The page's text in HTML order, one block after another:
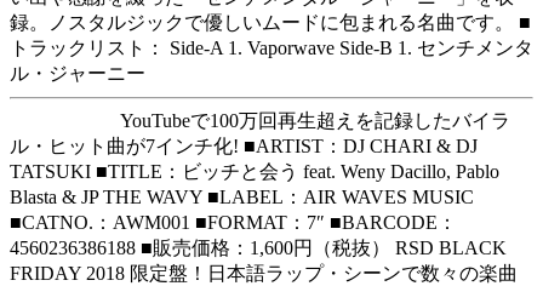
録。ノスタルジックで優しいムードに包まれる名曲です。 ■
トラックリスト： Side-A 1. Vaporwave Side-B 1. センチメンタ
ル・ジャーニー
YouTubeで100万回再生超えを記録したバイラ
ル・ヒット曲が7インチ化! ■ARTIST：DJ CHARI & DJ
TATSUKI ■TITLE：ビッチと会う feat. Weny Dacillo, Pablo
Blasta & JP THE WAVY ■LABEL：AIR WAVES MUSIC
■CATNO.：AWM001 ■FORMAT：7″ ■BARCODE：
4560236386188 ■販売価格：1,600円（税抜） RSD BLACK
FRIDAY 2018 限定盤！日本語ラップ・シーンで数々の楽曲